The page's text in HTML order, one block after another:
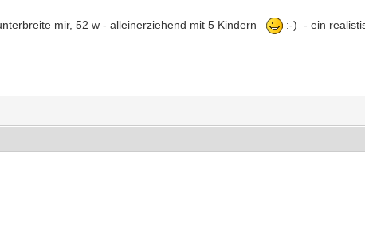
mir, 52 w - alleinerziehend mit 5 Kindern :-) - ein